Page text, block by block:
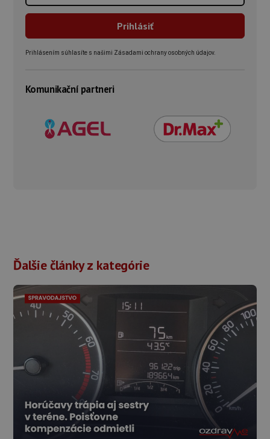
Prihlásením súhlasíte s našimi Zásadami ochrany osobných údajov.
Komunikační partneri
Ďalšie články z kategórie